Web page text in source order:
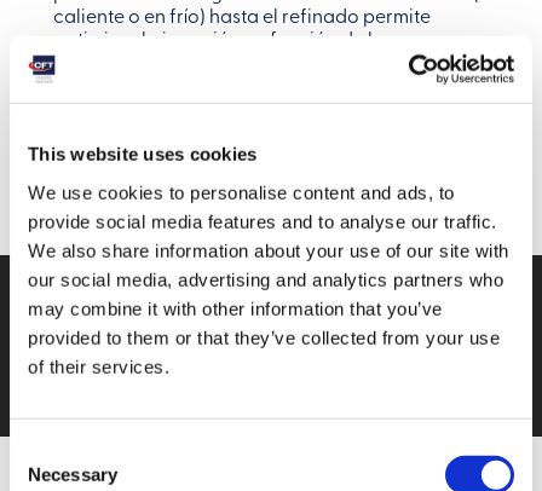
This website uses cookies
We use cookies to personalise content and ads, to
provide social media features and to analyse our traffic.
We also share information about your use of our site with
our social media, advertising and analytics partners who
may combine it with other information that you’ve
provided to them or that they’ve collected from your use
of their services.
Selection
Necessary
caliente o en frío) hasta el refinado permite
optimizar la inversión en función de la
estacionalidad o los cambios de producción. En el
caso del extractor/refinador Giubileo de CFT, pasar
de una función a otra es fácil: basta con sustituir los
de producto al procesamiento deseado.
Fuerza y capacidad de extracción: la eficacia del
sistema también se refleja en su capacidad para
minimizar la humedad residual del desperdicio, lo
que aumenta significativamente el rendimiento del
producto y reduce los costes de eliminación. En
configuraciones específicas, el extractor
Giubileo puede utilizarse también como prensa, lo
que permite recuperar zumo adicional de pieles y
un diseño
que permite un desmontaje rápido y una